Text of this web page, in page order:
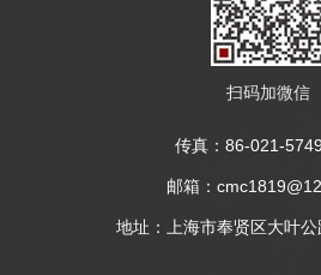
扫码加微信
传真：86-021-
邮箱：
地址：上海市奉贤区大叶